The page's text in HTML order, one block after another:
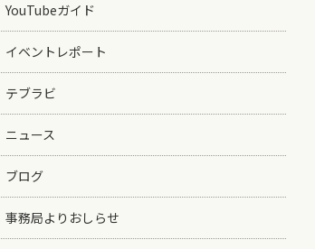
YouTubeガイド
イベントレポート
テブラビ
ニュース
ブログ
事務局よりおしらせ